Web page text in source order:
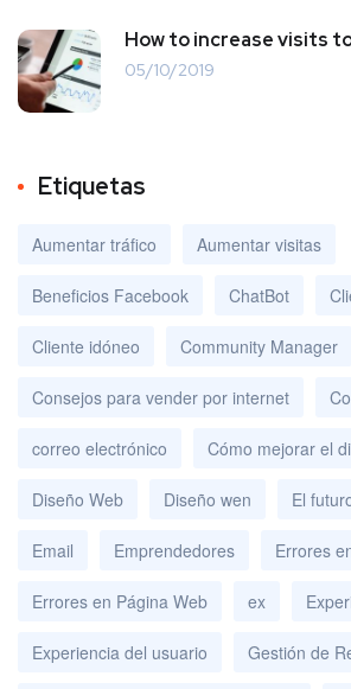
How to increase visits
05/10/2019
Etiquetas
Aumentar tráfico Aumentar visitas
Beneficios Facebook ChatBot
Cliente idóneo Community Manager
Consejos para vender por internet
correo electrónico Cómo mejorar el
Diseño Web Diseño wen El
Email Emprendedores Errores
Errores en Página Web ex
Experiencia del usuario Gestión de